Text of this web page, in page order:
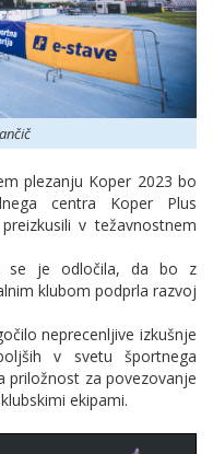
plezanju Koper 2023 bo
centra Koper Plus
v težavnostnem
se je odločila, da bo z
klubom podprla razvoj
neprecenljive izkušnje
v svetu športnega
priložnost za povezovanje
ekipami.